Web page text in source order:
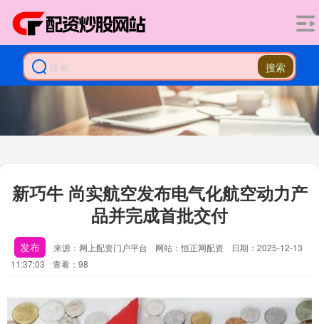
搜索
新巧牛 尚实航空发布电气化航空动力产
品并完成首批交付
发布 来源：网上配资门户平台 网站：恒正网配资
日期：2025-12-13
11:37:03
查看：98